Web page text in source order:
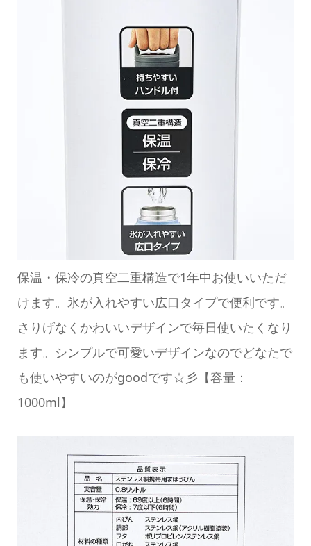
保温・保冷の真空二重構造で1年中お使いいただ
けます。氷が入れやすい広口タイプで便利です。
さりげなくかわいいデザインで毎日使いたくなり
ます。シンプルで可愛いデザインなのでどなたで
も使いやすいのがgoodです☆彡【容量：
1000ml】